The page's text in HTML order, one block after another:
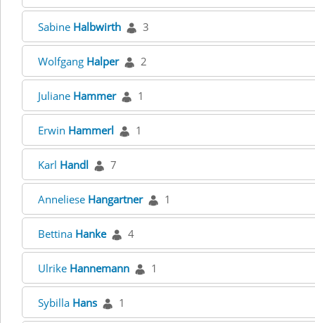
Sabine Halbwirth 3
Wolfgang Halper 2
Juliane Hammer 1
Erwin Hammerl 1
Karl Handl 7
Anneliese Hangartner 1
Bettina Hanke 4
Ulrike Hannemann 1
Sybilla Hans 1